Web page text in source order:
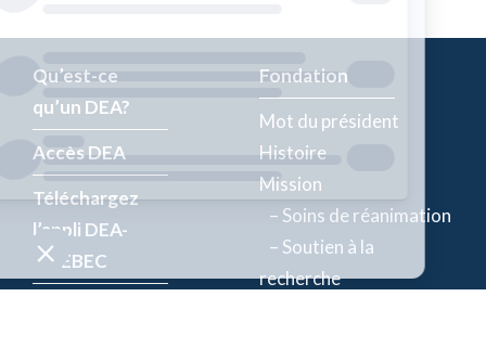
Qu’est-ce
qu’un DEA?
Accès DEA
Téléchargez
l’appli DEA-
QUÉBEC
Fondation
Mot du président
Histoire
Mission
– Soins de réanimation
– Soutien à la
recherche